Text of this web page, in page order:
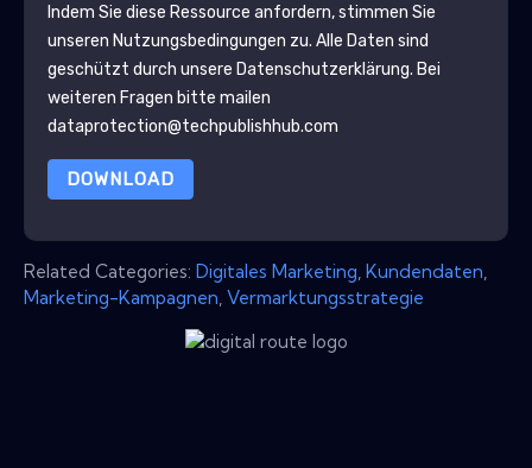
Indem Sie diese Ressource anfordern, stimmen Sie
unseren Nutzungsbedingungen zu. Alle Daten sind
geschützt durch unsere Datenschutzerklärung. Bei
weiteren Fragen bitte mailen
dataprotection@techpublishhub.com
DOWNLOAD
Related Categories: Digitales Marketing Kundendaten
Marketing-Kampagnen Vermarktungsstrategie